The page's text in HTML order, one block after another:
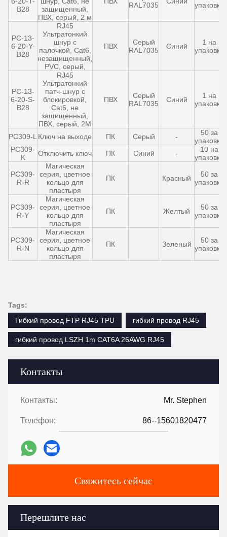
Контакты
Контакты: Mr. Stephen
Телефон: 86--15601820477
Свяжитесь сейчас
Перешлите нас
B28
защищенный,
ПВХ, серый, 2 м
RAL7035
упаковку
PC-13-
6-20-Y-
B28
RJ45
Ультратонкий
шнур с
палочкой, Cat6,
незащищенный,
PVC, серый,
ПВХ
Серый
RAL7035
Синий
1 на
упаковку
PC-13-
6-20-S-
B28
RJ45
Ультратонкий
патч-шнур с
блокировкой,
Cat6, не
защищенный,
ПВХ, серый, 2M
ПВХ
Серый
RAL7035
Синий
1 на
упаковку
PC309-L Ключ на выходе ПК Серый -
50 за
упаковку
PC309-
K
Отключить ключ ПК Синий -
10 на
упаковку
PC309-
R-R
Магическая
серия, цветное
кольцо для
пластыря
ПК Красный
50 за
упаковку
PC309-
R-Y
Магическая
серия, цветное
кольцо для
пластыря
ПК Желтый
50 за
упаковку
PC309-
R-N
Магическая
серия, цветное
кольцо для
пластыря
ПК Зеленый
50 за
упаковку
Tags:
Гибкий провод FTP RJ45 TPU
гибкий провод RJ45
гибкий провод LSZH 1m CAT6A 26AWG RJ45